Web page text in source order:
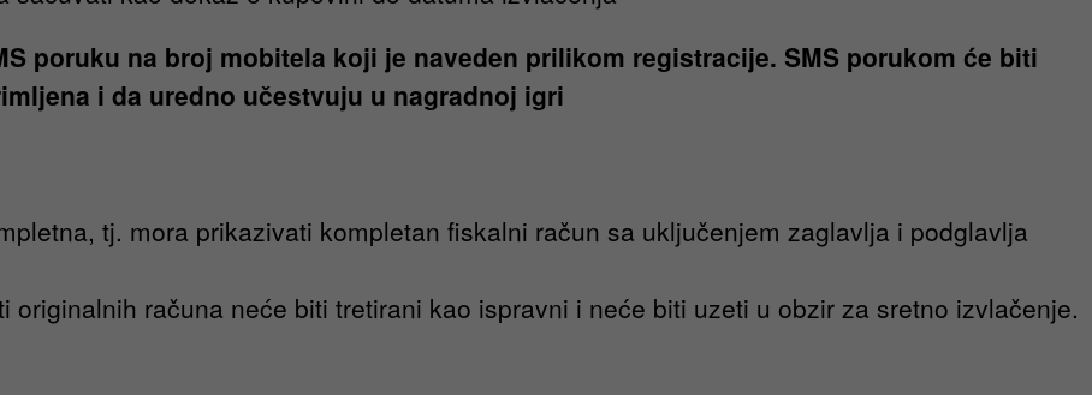
poruku na broj mobitela koji je naveden prilikom registracije. SMS porukom će biti
i da uredno učestvuju u nagradnoj igri
tj. mora prikazivati kompletan fiskalni račun sa uključenjem zaglavlja i podglavlja
originalnih računa neće biti tretirani kao ispravni i neće biti uzeti u obzir za sretno izvlačenje.